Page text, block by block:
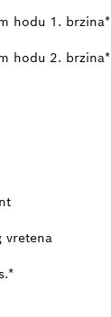
hodu 1. brzina*
hodu 2. brzina*
vretena